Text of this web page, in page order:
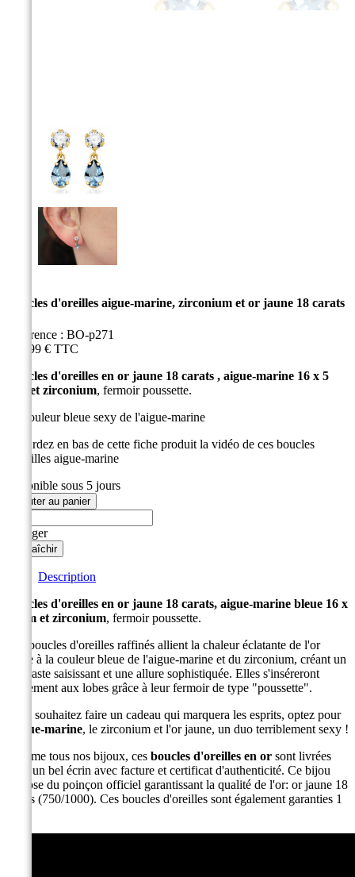
Boucles d'oreilles aigue-marine, zirconium et or jaune 18 carats
Référence : BO-p271
329,99 € TTC
Boucles d'oreilles en or jaune 18 carats , aigue-marine 16 x 5
mm et zirconium, fermoir poussette.
La couleur bleue sexy de l'aigue-marine
Regardez en bas de cette fiche produit la vidéo de ces boucles
d'oreilles aigue-marine
disponible sous 5 jours
Ajouter au panier
Partager
Description
Boucles d'oreilles en or jaune 18 carats, aigue-marine bleue 16 x
5 mm et zirconium, fermoir poussette.
Ces boucles d'oreilles raffinés allient la chaleur éclatante de l'or
jaune à la couleur bleue de l'aigue-marine et du zirconium, créant un
contraste saisissant et une allure sophistiquée. Elles s'inséreront
facilement aux lobes grâce à leur fermoir de type "poussette".
Vous souhaitez faire un cadeau qui marquera les esprits, optez pour
aigue-marine, le zirconium et l'or jaune, un duo terriblement sexy !
Comme tous nos bijoux, ces boucles d'oreilles en or sont livrées
dans un bel écrin avec facture et certificat d'authenticité. Ce bijou
dispose du poinçon officiel garantissant la qualité de l'or: or jaune 18
carats (750/1000). Ces boucles d'oreilles sont également garanties 1